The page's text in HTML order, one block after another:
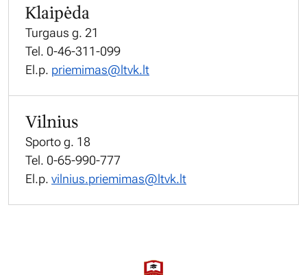
Klaipėda
Turgaus g. 21
Tel. 0-46-311-099
El.p. priemimas@ltvk.lt
Vilnius
Sporto g. 18
Tel. 0-65-990-777
El.p. vilnius.priemimas@ltvk.lt